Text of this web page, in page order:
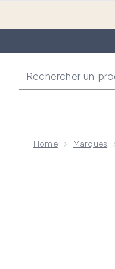
Home Marques